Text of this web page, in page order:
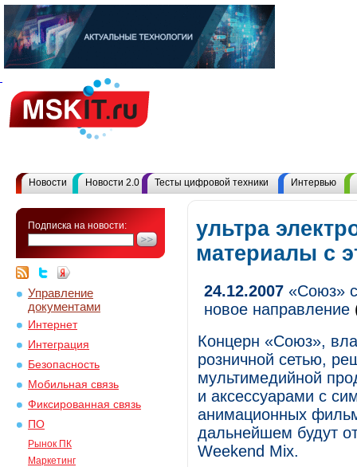
Новости Новости 2.0 Тесты цифровой техники Интервью
Подписка на новости:
Управление
документами
Интернет
Интеграция
Безопасность
Мобильная связь
Фиксированная связь
ПО
Рынок ПК
Маркетинг
ультра
материалы с
24.12.2007 «Союз»
новое направление
Концерн «Союз»,
розничной сетью,
мультимедийной
и аксессуарами с
анимационных
дальнейшем будут
Weekend Mix.